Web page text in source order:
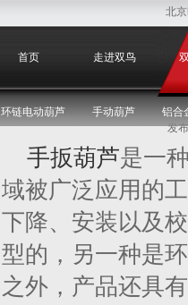
北
首页 走进双鸟
环链电动葫芦 手动葫芦 铝合
发
手扳葫芦是一
域被广泛应用的
下降、安装以及
型的，另一种是
之外，产品还具